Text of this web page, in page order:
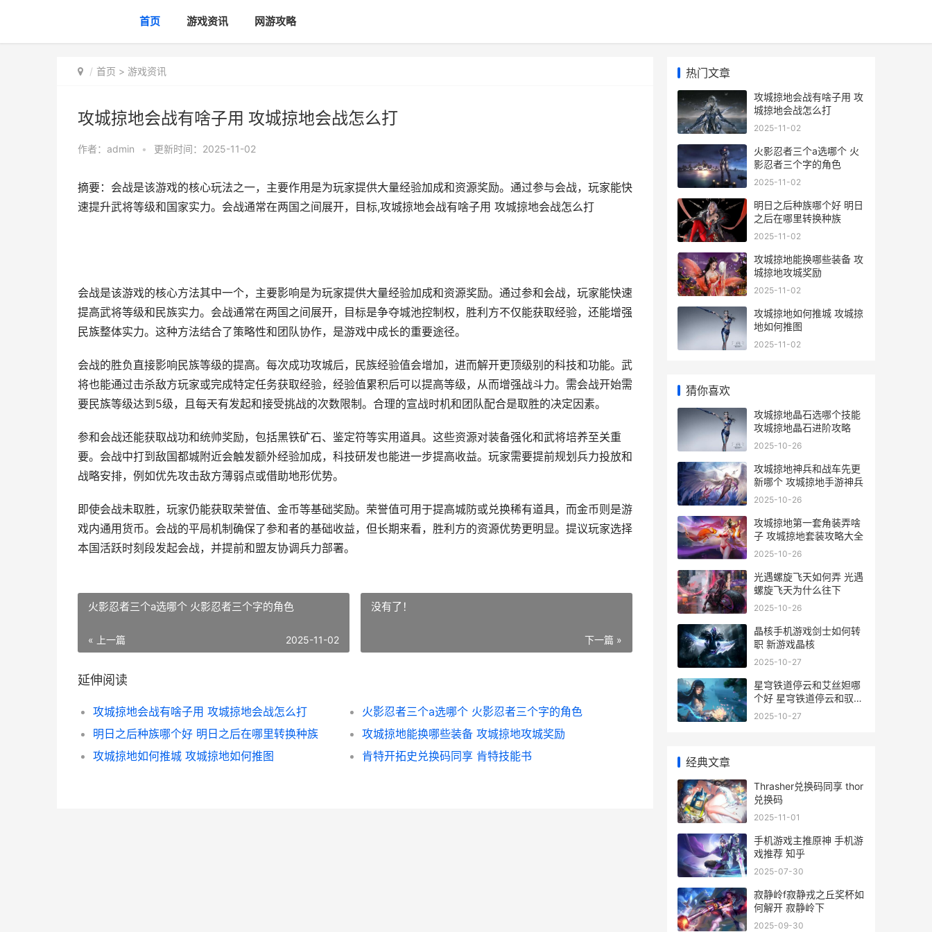
首页 游戏资讯 网游攻略
首页 > 游戏资讯
攻城掠地会战有啥子用 攻城掠地会战怎么打
作者： admin • 更新时间：2025-11-02
摘要：会战是该游戏的核心玩法之一，主要作用是为玩家提供大量经验加成和资源奖励。通过参与会战，玩家能快
速提升武将等级和国家实力。会战通常在两国之间展开，目标,攻城掠地会战有啥子用 攻城掠地会战怎么打
会战是该游戏的核心方法其中一个，主要影响是为玩家提供大量经验加成和资源奖励。通过参和会战，玩家能快速
提高武将等级和民族实力。会战通常在两国之间展开，目标是争夺城池控制权，胜利方不仅能获取经验，还能增强
民族整体实力。这种方法结合了策略性和团队协作，是游戏中成长的重要途径。
会战的胜负直接影响民族等级的提高。每次成功攻城后，民族经验值会增加，进而解开更顶级别的科技和功能。武
将也能通过击杀敌方玩家或完成特定任务获取经验，经验值累积后可以提高等级，从而增强战斗力。需会战开始需
要民族等级达到5级，且每天有发起和接受挑战的次数限制。合理的宣战时机和团队配合是取胜的决定因素。
参和会战还能获取战功和统帅奖励，包括黑铁矿石、鉴定符等实用道具。这些资源对装备强化和武将培养至关重
要。会战中打到敌国都城附近会触发额外经验加成，科技研发也能进一步提高收益。玩家需要提前规划兵力投放和
战略安排，例如优先攻击敌方薄弱点或借助地形优势。
即使会战未取胜，玩家仍能获取荣誉值、金币等基础奖励。荣誉值可用于提高城防或兑换稀有道具，而金币则是游
戏内通用货币。会战的平局机制确保了参和者的基础收益，但长期来看，胜利方的资源优势更明显。提议玩家选择
本国活跃时刻段发起会战，并提前和盟友协调兵力部署。
火影忍者三个a选哪个 火影忍者三个字的角色
« 上一篇 2025-11-02
没有了！
下一篇 »
延伸阅读
攻城掠地会战有啥子用 攻城掠地会战怎么打
火影忍者三个a选哪个 火影忍者三个字的角色
明日之后种族哪个好 明日之后在哪里转换种族
攻城掠地能换哪些装备 攻城掠地攻城奖励
攻城掠地如何推城 攻城掠地如何推图
肯特开拓史兑换码同享 肯特技能书
热门文章
攻城掠地会战有啥子用 攻
城掠地会战怎么打
2025-11-02
火影忍者三个a选哪个 火
影忍者三个字的角色
2025-11-02
明日之后种族哪个好 明日
之后在哪里转换种族
2025-11-02
攻城掠地能换哪些装备 攻
城掠地攻城奖励
2025-11-02
攻城掠地如何推城 攻城掠
地如何推图
2025-11-02
猜你喜欢
攻城掠地晶石选哪个技能
攻城掠地晶石进阶攻略
2025-10-26
攻城掠地神兵和战车先更
新哪个 攻城掠地手游神兵
2025-10-26
攻城掠地第一套角装弄啥
子 攻城掠地套装攻略大全
2025-10-26
光遇螺旋飞天如何弄 光遇
螺旋飞天为什么往下
2025-10-26
晶核手机游戏剑士如何转
职 新游戏晶核
2025-10-27
星穹铁道停云和艾丝妲哪
个好 星穹铁道停云和驭空
什么关系
2025-10-27
经典文章
Thrasher兑换码同享 thor
兑换码
2025-11-01
手机游戏主推原神 手机游
戏推荐 知乎
2025-07-30
寂静岭f寂静戎之丘奖杯如
何解开 寂静岭下
2025-09-30